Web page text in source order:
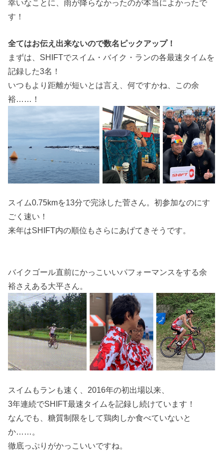
幸いなことに、雨が降らなかったのが本当によかったで
す！
全てはお伝え出来ないので数名ピックアップ！
まずは、SHIFTでスイム・バイク・ランの各最速タイムを
記録した3名！
いつもより距離が短いとは言え、何ですかね、この余
裕……！
スイム0.75kmを13分で完泳した菅さん。初参加なのにす
ごく速い！
来年はSHIFT内の順位もさらにあげてきそうです。
バイクゴール直前にかっこいいパフォーマンスをする余
裕さえある大平さん。
スイムもランも速く、2016年の初出場以来、
3年連続でSHIFT最速タイムを記録し続けています！
なんでも、糖質制限をして鶏肉しか食べていないと
か……。
徹底っぷりがかっこいいですね。